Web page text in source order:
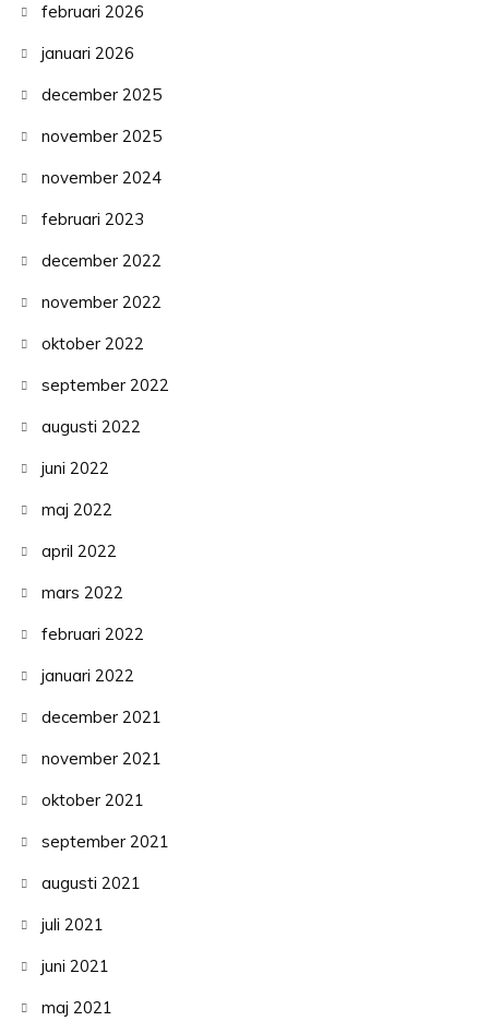
februari 2026
januari 2026
december 2025
november 2025
november 2024
februari 2023
december 2022
november 2022
oktober 2022
september 2022
augusti 2022
juni 2022
maj 2022
april 2022
mars 2022
februari 2022
januari 2022
december 2021
november 2021
oktober 2021
september 2021
augusti 2021
juli 2021
juni 2021
maj 2021